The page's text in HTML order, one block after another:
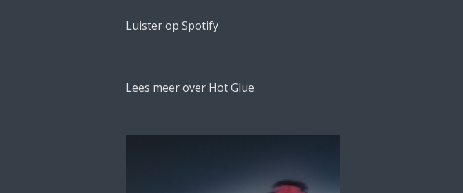
Luister op Spotify
Lees meer over Hot Glue